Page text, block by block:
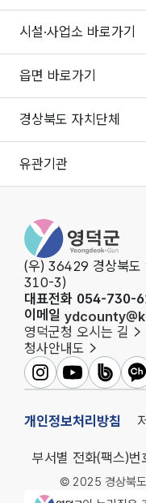
시설·사업소 바로가기
읍면 바로가기
경상북도 자치단체
유관기관
영덕군청
(우) 36429 경상북도
310-3)
대표전화 054-730-
이메일
영덕군청 오시는 길
청사안내도
영덕군인스타그램
영덕군유튜브
영덕군밴
개인정보처리방침
부서별 전화(팩스)번
© 2025 경상북